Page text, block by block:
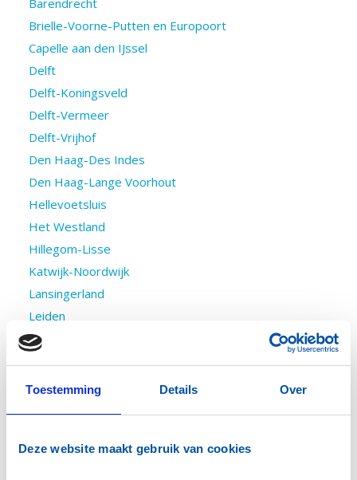
Toestemming Details Over
Deze website maakt gebruik van cookies
Barendrecht
Brielle-Voorne-Putten en Europoort
Capelle aan den IJssel
Delft
Delft-Koningsveld
Delft-Vermeer
Delft-Vrijhof
Den Haag-Des Indes
Den Haag-Lange Voorhout
Hellevoetsluis
Het Westland
Hillegom-Lisse
Katwijk-Noordwijk
Lansingerland
Leiden
Leiden AM
Lisse-Bollenstreek
Noordwijk, Duin- en Bollenstreek